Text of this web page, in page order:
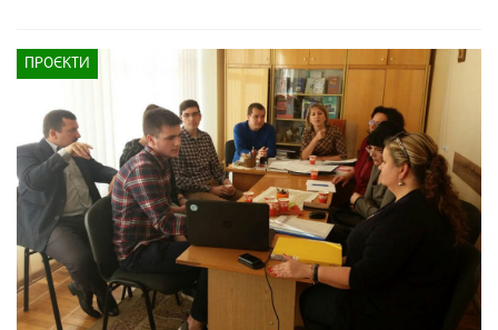
ПРОЄКТИ